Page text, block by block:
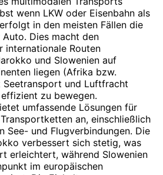
wenn LKW oder Eisenbahn als
in den meisten Fällen die
Dies macht den
internationale Routen
und Slowenien auf
liegen (Afrika bzw.
Seetransport und Luftfracht
zu bewegen.
umfassende Lösungen für
an, einschließlich
See- und Flugverbindungen. Die
verbessert sich stetig, was
erleichtert, während Slowenien
im europäischen